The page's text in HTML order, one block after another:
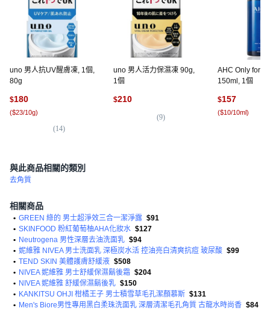
uno 男人抗UV醒膚凍, 1個,
80g
$180
($23/10g)
(14)
uno 男人活力保濕凍 90g,
1個
$210
(9)
AHC Only for
150ml, 1個
$157
($10/10ml)
與此商品相關的類別
去角質
相關商品
• GREEN 綠的 男士超淨效三合一潔淨露 $91
• SKINFOOD 粉紅葡萄柚AHA化妝水 $127
• Neutrogena 男性深層去油洗面乳 $94
• 妮維雅 NIVEA 男士洗面乳 深極炭水活 控油亮白清爽抗痘 玻尿酸 $99
• TEND SKIN 美體護膚舒緩液 $508
• NIVEA 妮維雅 男士舒緩保濕鬍後霜 $204
• NIVEA 妮維雅 舒緩保濕鬍後乳 $150
• KANKITSU OHJI 柑橘王子 男士積雪草毛孔潔顏慕斯 $131
• Men's Biore男性專用黑白柔珠洗面乳 深層清潔毛孔角質 古龍水時尚香 $84